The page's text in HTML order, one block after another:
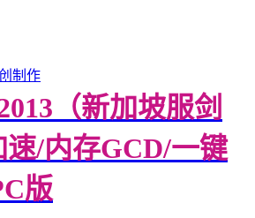
制作
（新加坡服剑
速/内存GCD/一键
版